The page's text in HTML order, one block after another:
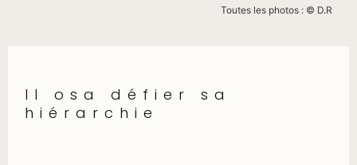
Toutes les photos : © D.R
Il osa défier sa
hiérarchie